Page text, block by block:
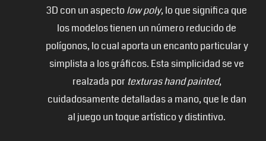
3D con un aspectolow poly, lo que significa que
los modelos tienen un número reducido de
polígonos, lo cual aporta un encanto particular y
simplista a los gráficos. Esta simplicidad se ve
realzada por texturas hand painted,
cuidadosamente detalladas a mano, que le dan
al juego un toque artístico y distintivo.